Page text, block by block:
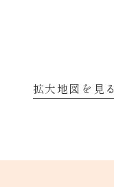
拡大地図を見る